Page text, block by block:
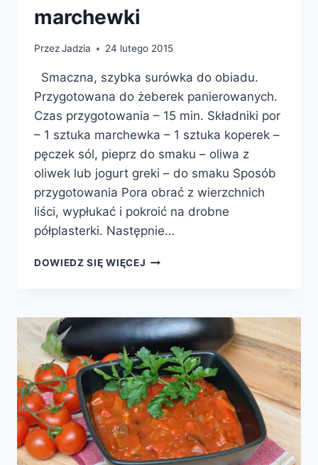
marchewki
PrzezJadzia 24 lutego 2015
Smaczna, szybka surówka do obiadu.
Przygotowana do żeberek panierowanych.
Czas przygotowania – 15 min. Składniki por
– 1 sztuka marchewka – 1 sztuka koperek –
pęczek sól, pieprz do smaku – oliwa z
oliwek lub jogurt greki – do smaku Sposób
przygotowania Pora obrać z wierzchnich
liści, wypłukać i pokroić na drobne
półplasterki. Następnie…
DOWIEDZ SIĘ WIĘCEJ SURÓWKA
MARCHEWKI